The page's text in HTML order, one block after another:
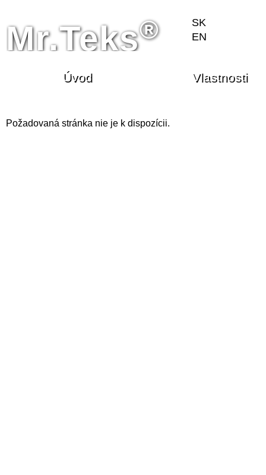
Mr.Teks®
SK
EN
Úvod Vlastnosti
Požadovaná stránka nie je k dispozícii.